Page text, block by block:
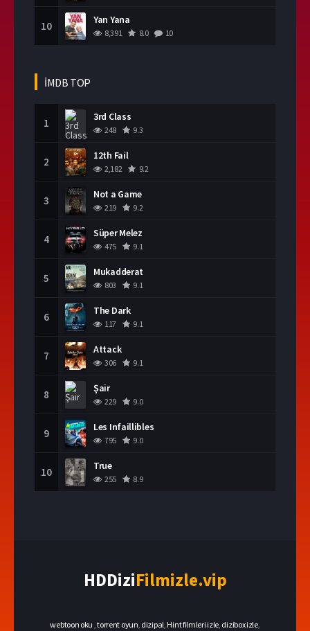
10 Yan Yana
8,391 8.0 10
İMDB TOP
1 3rd Class
248 9.3
2 12th Fail
2,182 9.2
3 Not a Game
219 9.2
4 Süper Melez
475 9.1
5 Mukadderat
803 9.1
6 The Dark
117 9.1
7 Attack
306 9.1
8 Şair
229 9.0
9 Les Infaillibles
795 9.0
10 True
255 8.9
HDDiziFilmizle.vip
webtoon oku ,torrent oyun, dizipal, Hint filmleri izle, dizibox izle,